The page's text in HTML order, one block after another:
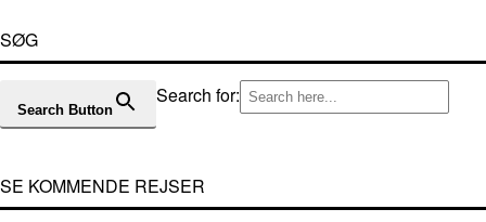
SØG
Search for:
Search Button
SE KOMMENDE REJSER